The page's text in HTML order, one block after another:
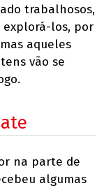
trabalhosos,
los, por
aqueles
vão se
na parte de
algumas